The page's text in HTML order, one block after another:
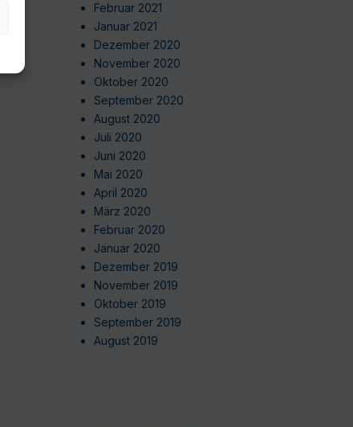
Februar 2021
Januar 2021
Dezember 2020
November 2020
Oktober 2020
September 2020
August 2020
Juli 2020
Juni 2020
Mai 2020
April 2020
März 2020
Februar 2020
Januar 2020
Dezember 2019
November 2019
Oktober 2019
September 2019
August 2019